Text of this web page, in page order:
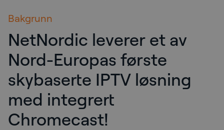
Bakgrunn
NetNordic leverer et av
Nord-Europas første
skybaserte IPTV løsning
med integrert
Chromecast!